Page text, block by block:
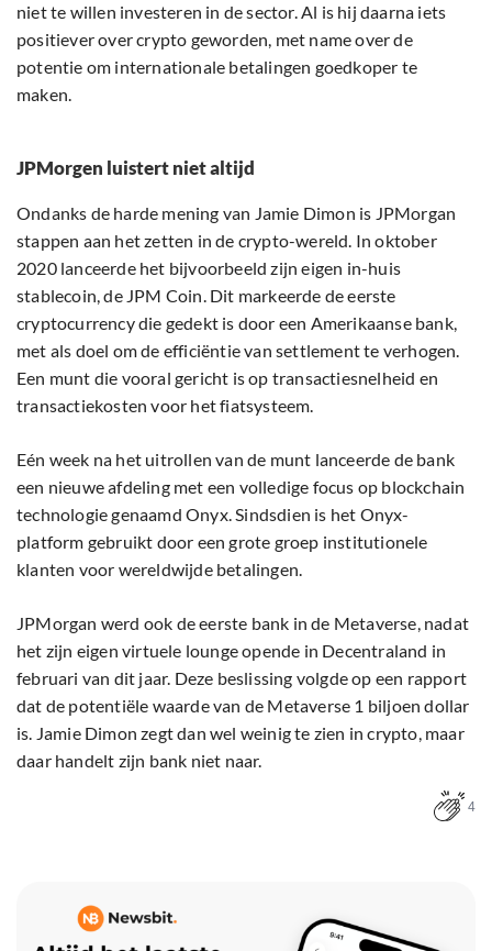
niet te willen investeren in de sector. Al is hij daarna iets
positiever over crypto geworden, met name over de
potentie om internationale betalingen goedkoper te
maken.
JPMorgen luistert niet altijd
Ondanks de harde mening van Jamie Dimon is JPMorgan
stappen aan het zetten in de crypto-wereld. In oktober
2020 lanceerde het bijvoorbeeld zijn eigen in-huis
stablecoin, de JPM Coin. Dit markeerde de eerste
cryptocurrency die gedekt is door een Amerikaanse bank,
met als doel om de efficiëntie van settlement te verhogen.
Een munt die vooral gericht is op transactiesnelheid en
transactiekosten voor het fiatsysteem.
Eén week na het uitrollen van de munt lanceerde de bank
een nieuwe afdeling met een volledige focus op blockchain
technologie genaamd Onyx. Sindsdien is het Onyx-
platform gebruikt door een grote groep institutionele
klanten voor wereldwijde betalingen.
JPMorgan werd ook de eerste bank in de Metaverse, nadat
het zijn eigen virtuele lounge opende in Decentraland in
februari van dit jaar. Deze beslissing volgde op een rapport
dat de potentiële waarde van de Metaverse 1 biljoen dollar
is. Jamie Dimon zegt dan wel weinig te zien in crypto, maar
daar handelt zijn bank niet naar.
4